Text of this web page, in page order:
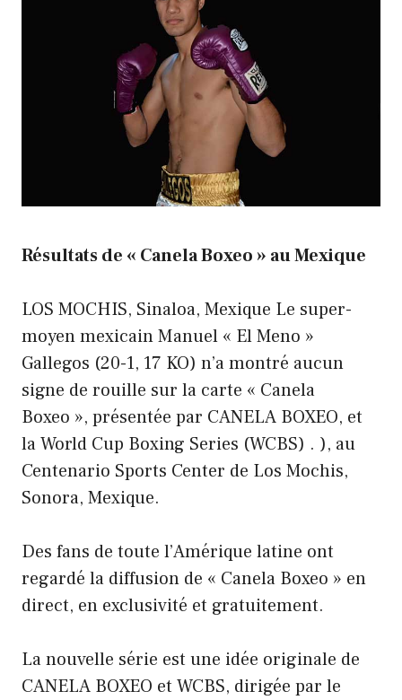
Résultats de « Canela Boxeo » au Mexique
LOS MOCHIS, Sinaloa, Mexique Le super-
moyen mexicain Manuel « El Meno »
Gallegos (20-1, 17 KO) n’a montré aucun
signe de rouille sur la carte « Canela
Boxeo », présentée par CANELA BOXEO, et
la World Cup Boxing Series (WCBS) . ), au
Centenario Sports Center de Los Mochis,
Sonora, Mexique.
Des fans de toute l’Amérique latine ont
regardé la diffusion de « Canela Boxeo » en
direct, en exclusivité et gratuitement.
La nouvelle série est une idée originale de
CANELA BOXEO et WCBS, dirigée par le